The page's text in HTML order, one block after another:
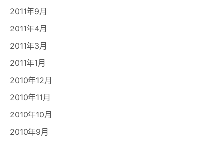
2011年9月
2011年4月
2011年3月
2011年1月
2010年12月
2010年11月
2010年10月
2010年9月